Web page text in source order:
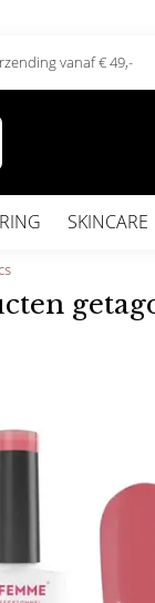
vanaf € 49,-
SKINCARE